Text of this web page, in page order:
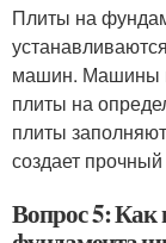
Плиты на
машин. Машины
плиты на
плиты
создает
Вопрос 5: